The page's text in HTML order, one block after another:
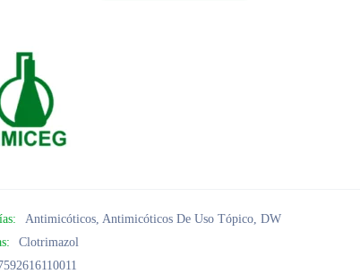
Antimicóticos,Antimicóticos De Uso Tópico,DW
Clotrimazol